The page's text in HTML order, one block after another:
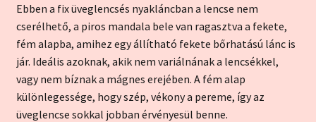
Ebben a fix üveglencsés nyakláncban a lencse nem
cserélhető, a piros mandala bele van ragasztva a fekete,
fém alapba, amihez egy állítható fekete bőrhatású lánc is
jár. Ideális azoknak, akik nem variálnának a lencsékkel,
vagy nem bíznak a mágnes erejében. A fém alap
különlegessége, hogy szép, vékony a pereme, így az
üveglencse sokkal jobban érvényesül benne.